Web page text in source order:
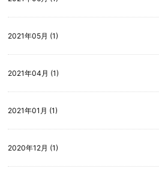
2021年05月 (1)
2021年04月 (1)
2021年01月 (1)
2020年12月 (1)